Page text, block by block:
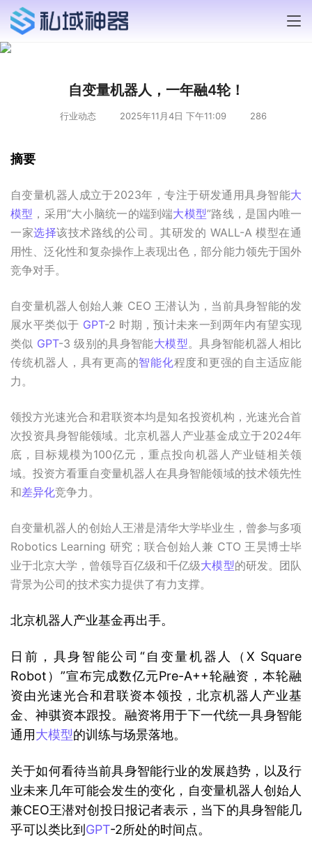
自变量机器人，一年融4轮！
行业动态 2025年11月4日 下午11:09 286
摘要
自变量机器人成立于2023年，专注于研发通用具身智能大
模型 ，采用“大小脑统一的端到端大模型”路线，是国内唯一
一家选择该技术路线的公司。其研发的 WALL-A 模型在通
用性、泛化性和复杂操作上表现出色，部分能力领先于国外
竞争对手。
自变量机器人创始人兼 CEO 王潜认为，当前具身智能的发
展水平类似于 GPT-2 时期，预计未来一到两年内有望实现
类似 GPT-3 级别的具身智能大模型。具身智能机器人相比
传统机器人，具有更高的智能化程度和更强的自主适应能
力。
领投方光速光合和君联资本均是知名投资机构，光速光合首
次投资具身智能领域。北京机器人产业基金成立于2024年
底，目标规模为100亿元，重点投向机器人产业链相关领
域。投资方看重自变量机器人在具身智能领域的技术领先性
和差异化竞争力。
自变量机器人的创始人王潜是清华大学毕业生，曾参与多项
Robotics Learning 研究；联合创始人兼 CTO 王昊博士毕
业于北京大学，曾领导百亿级和千亿级大模型的研发。团队
背景为公司的技术实力提供了有力支撑。
北京机器人产业基金再出手。
日前，具身智能公司“自变量机器人（X Square
Robot）”宣布完成数亿元Pre-A++轮融资，本轮融
资由光速光合和君联资本领投，北京机器人产业基
金、神骐资本跟投。融资将用于下一代统一具身智能
通用大模型的训练与场景落地。
关于如何看待当前具身智能行业的发展趋势，以及行
业未来几年可能会发生的变化，自变量机器人创始人
兼CEO王潜对创投日报记者表示，当下的具身智能几
乎可以类比到 GPT-2所处的时间点。